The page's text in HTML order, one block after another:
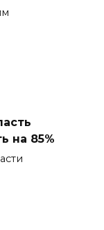
на 85%